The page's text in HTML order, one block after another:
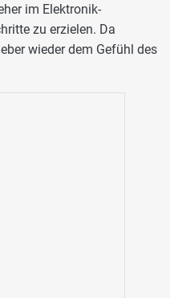
im Elektronik-
zu erzielen. Da
wieder dem Gefühl des